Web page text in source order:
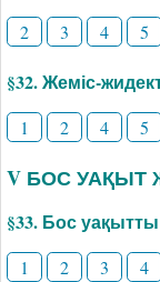
2 3 4 5
§32. Жеміс-
1 2 4 5
V БОС УАҚЫТ
§33. Бос
1 2 3 4